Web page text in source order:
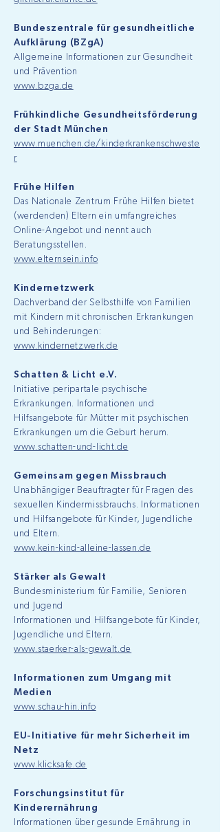
Bundeszentrale für gesundheitliche
Aufklärung (BZgA)
Allgemeine Informationen zur Gesundheit
und Prävention
www.bzga.de
Frühkindliche Gesundheitsförderung
der Stadt München
www.muenchen.de/kinderkrankenschweste
r
Frühe Hilfen
Das Nationale Zentrum Frühe Hilfen bietet
(werdenden) Eltern ein umfangreiches
Online-Angebot und nennt auch
Beratungsstellen.
www.elternsein.info
Kindernetzwerk
Dachverband der Selbsthilfe von Familien
mit Kindern mit chronischen Erkrankungen
und Behinderungen:
www.kindernetzwerk.de
Schatten & Licht e.V.
Initiative peripartale psychische
Erkrankungen. Informationen und
Hilfsangebote für Mütter mit psychischen
Erkrankungen um die Geburt herum.
www.schatten-und-licht.de
Gemeinsam gegen Missbrauch
Unabhängiger Beauftragter für Fragen des
sexuellen Kindermissbrauchs. Informationen
und Hilfsangebote für Kinder, Jugendliche
und Eltern.
www.kein-kind-alleine-lassen.de
Stärker als Gewalt
Bundesministerium für Familie, Senioren
und Jugend
Informationen und Hilfsangebote für Kinder,
Jugendliche und Eltern.
www.staerker-als-gewalt.de
Informationen zum Umgang mit
Medien
www.schau-hin.info
EU-Initiative für mehr Sicherheit im
Netz
www.klicksafe.de
Forschungsinstitut für
Kinderernährung
Informationen über gesunde Ernährung in